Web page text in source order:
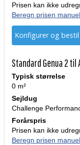
Prisen kan ikke
Beregn prisen
Konfigurer og bestil
Standard Genua 2 til
Typisk størrelse
0 m²
Sejldug
Challenge
Forårspris
Prisen kan ikke
Beregn prisen